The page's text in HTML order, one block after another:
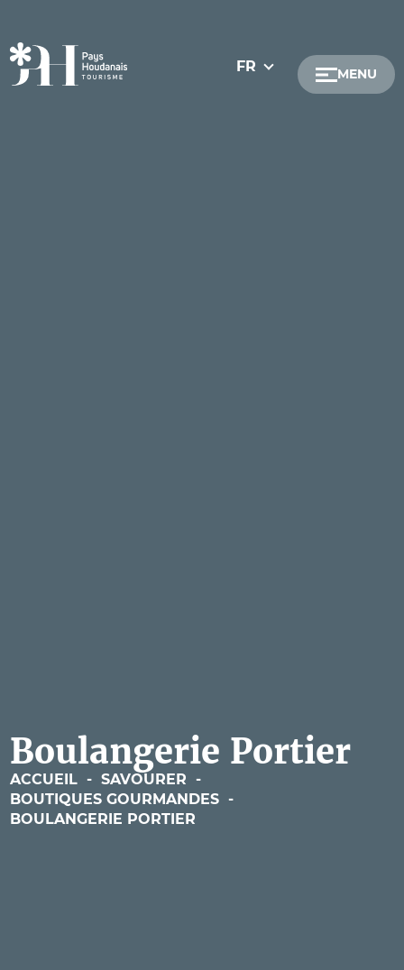
FR MENU
Boulangerie Portier
ACCUEIL - SAVOURER -
BOUTIQUES GOURMANDES -
BOULANGERIE PORTIER